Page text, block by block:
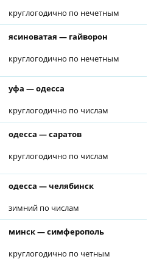
круглогодично по нечетным
ясиноватая — гайворон
круглогодично по нечетным
уфа — одесса
круглогодично по числам
одесса — саратов
круглогодично по числам
одесса — челябинск
зимний по числам
минск — симферополь
круглогодично по четным